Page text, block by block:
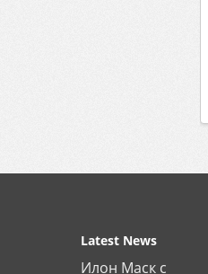
Latest News
Илон Маск с